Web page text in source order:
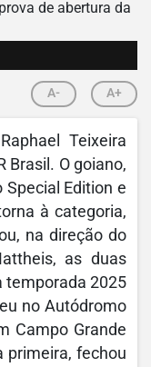
A- A+
Teixeira
Brasil. O goiano,
Edition e
à categoria,
na direção do
as duas
temporada 2025
no Autódromo
Campo Grande
primeira, fechou